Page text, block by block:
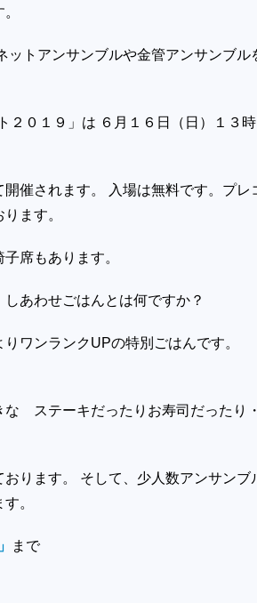
ットアンサンブルや金管アンサンブル
０１９」は ６月１６日（日）１３
催されます。 入場は無料です。プレ
ております。
席もあります。
わせごはんとは何ですか？
ンランクUPの特別ごはんです。
ステーキだったりお寿司だったり
ります。 そして、少人数アンサンブ
す。
まで